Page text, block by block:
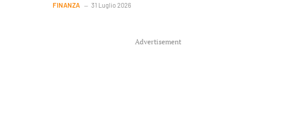
FINANZA 31 Luglio 2026
Advertisement